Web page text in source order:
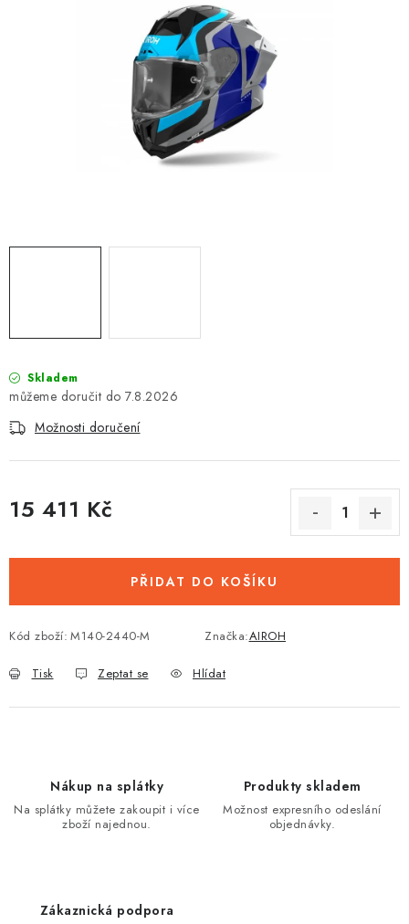
NÁPLNĚ A KAPALINY
Moje objednávka Kontakt
Reklamace a vrácení zboží
Skladem
7.8.2026
Možnosti doručení
15 411 Kč
PŘIDAT DO KOŠÍKU
Kód zboží: M140-2440-M Značka:AIROH
Tisk Zeptat se Hlídat
Nákup na splátky
Na splátky můžete zakoupit i více
zboží najednou.
Produkty skladem
Možnost expresního odeslání
objednávky.
Zákaznická podpora